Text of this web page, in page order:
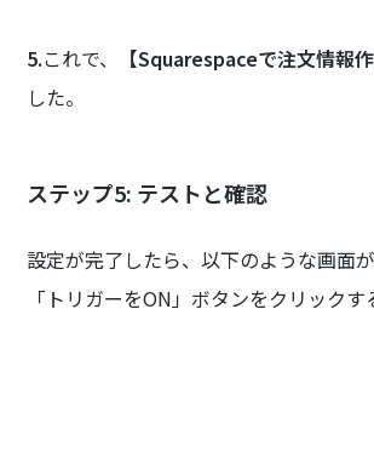
5.これで、
【Squarespaceで注文情報
した。
ステップ5: テストと確認
設定が完了したら、以下のような画面が
「トリガーをON」ボタンをクリック